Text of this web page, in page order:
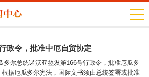
政令，批准中厄自贸协定
多尔总统诺沃亚签发第166号行政令，批准厄瓜多
据厄瓜多尔宪法，国际文书须由总统签署或批准